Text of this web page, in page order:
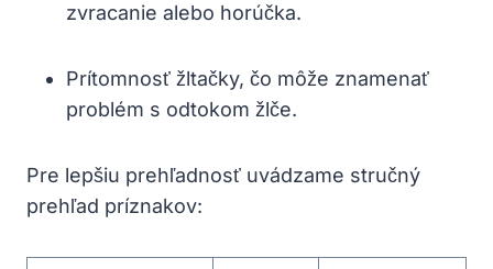
zvracanie alebo horúčka.
Prítomnosť žltačky, čo môže znamenať
problém s odtokom žlče.
Pre lepšiu prehľadnosť uvádzame stručný
prehľad príznakov: